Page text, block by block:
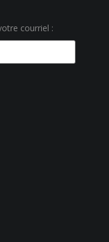
courriel :